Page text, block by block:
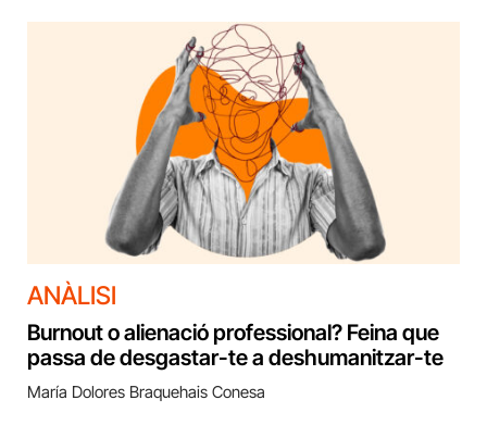
ANÀLISI
Burnout o alienació professional? Feina que
passa de desgastar-te a deshumanitzar-te
María Dolores Braquehais Conesa